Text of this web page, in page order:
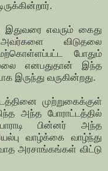
இதுவரை எவரும் கைது
விடுதலை
போதும்
எனபதுதான் இந்த
இருந்து வருகின்றது.
முற்றுகைக்குள்
அந்த போராட்டத்தில்
பின்னர் அந்த
வாழ்க்கை வாழ்ந்து
அரசாங்கங்கள் விட்டு